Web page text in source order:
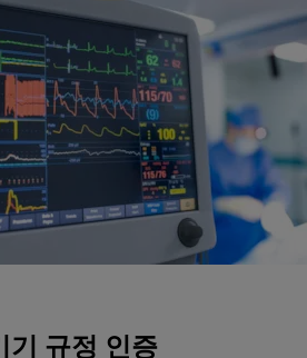
기 규정 인증